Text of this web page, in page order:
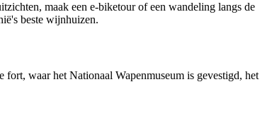
maak een e-biketour of een wandeling langs de
beste wijnhuizen.
waar het Nationaal Wapenmuseum is gevestigd, het